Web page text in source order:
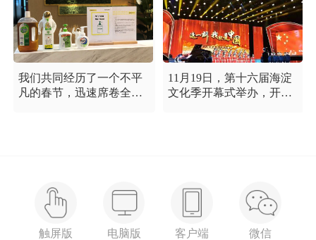
我们共同经历了一个不平
凡的春节，迅速席卷全国
11月19日，第十六届海淀
文化季开幕式举办，开幕
结、特别讲奉献的一流精
神风貌，以及催人泪下的
感人事迹。
触屏版 电脑版 客户端 微信